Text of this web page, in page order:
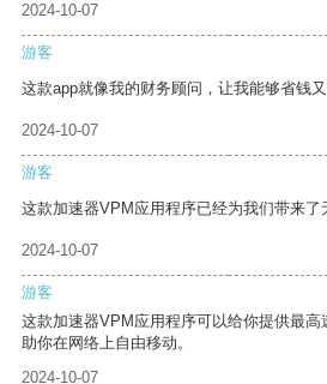
2024-10-07
游客
这款app就像我的财务顾问，让我能够省钱又
2024-10-07
游客
这款加速器VPM应用程序已经为我们带来了
2024-10-07
游客
这款加速器VPM应用程序可以给你提供最
助你在网络上自由移动。
2024-10-07